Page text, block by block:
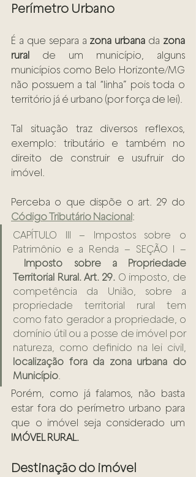
Perímetro Urbano
É a que separa a zona urbana da zona
rural de um município, alguns
municípios como Belo Horizonte/MG
não possuem a tal “linha” pois toda o
território já é urbano (por força de lei).
Tal situação traz diversos reflexos,
exemplo: tributário e também no
direito de construir e usufruir do
imóvel.
Código Tributário Nacional:
CAPÍTULO III – Impostos sobre o
Patrimônio e a Renda – SEÇÃO I –
Imposto sobre a Propriedade
Territorial Rural. Art. 29. O imposto, de
competência da União, sobre a
propriedade territorial rural tem
como fato gerador a propriedade, o
domínio útil ou a posse de imóvel por
localização fora da zona urbana do
Município
Porém, como já falamos, não basta
estar fora do perímetro urbano para
IMÓVEL RURAL.
Destinação do imóvel